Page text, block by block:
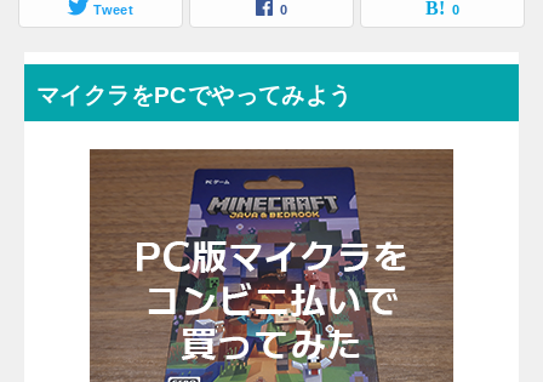
Tweet 0 0
マイクラをPCでやってみよう